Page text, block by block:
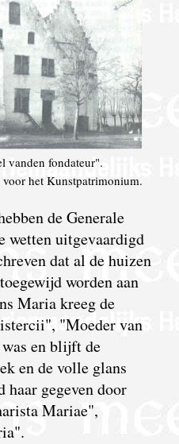
vanden fondateur".
het Kunstpatrimonium.
de Generale
wetten uitgevaardigd
dat al de huizen
worden aan
Maria kreeg de
"Moeder van
en blijft de
en de volle glans
haar gegeven door
Mariae",